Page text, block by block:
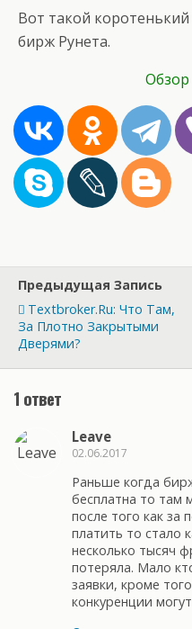
Вот такой
бирж Рунета.
Обзор
Предыдущая Запись
Textbroker.ru: Что Там,
За Плотно Закрытыми
Дверями?
1 ответ
Leave
02.06.2017
Раньше когда
бесплатна то там
после того как за
платить то стало
несколько тысяч
потеряла. Мало
заявки, кроме
конкуренции